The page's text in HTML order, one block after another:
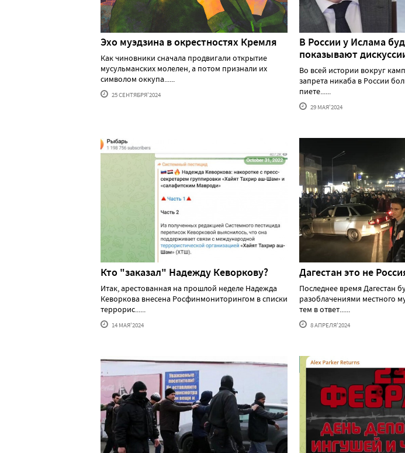
Эхо муэдзина в окрестностях Кремля
Как чиновники сначала продвигали открытие
мусульманских молелен, а потом признали их
символом оккупа......
25 СЕНТЯБРЯ'2024
В России у Ислама
показывают
Во всей истории вокруг
запрета никаба в России
пиете......
29 МАЯ'2024
Кто "заказал" Надежду Кеворкову?
Итак, арестованная на прошлой неделе Надежда
Кеворкова внесена Росфинмониторингом в списки
террорис......
14 МАЯ'2024
Дагестан это не
Последнее время Дагестан
разоблачениями местного
тем в ответ......
8 АПРЕЛЯ'2024